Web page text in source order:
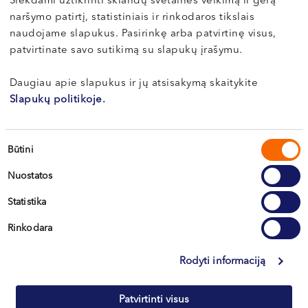
naršymo patirtį, statistiniais ir rinkodaros tikslais
naudojame slapukus. Pasirinkę arba patvirtinę visus,
patvirtinate savo sutikimą su slapukų įrašymu.
Daugiau apie slapukus ir jų atsisakymą skaitykite
Slapukų politikoje.
Sutikimo
Būtini
Nuostatos
Statistika
Rinkodara
Rodyti informaciją
Patvirtinti visus
Biografija
2001 m. baigė medicinos studijas Vilniaus
Profesinė darbo patirtis nuo 2006 m.
Dirba VšĮ „Antakalnio poliklinika”.
Gydytoja kasmet atlieka apie 1500 skydliaukės
Patyrusi specialistė nuolat tobulina savo
Rodyti daugiau